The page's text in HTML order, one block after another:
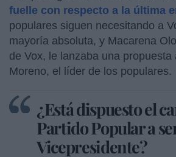
fuelle con respecto a la última
populares siguen necesitando a
mayoría absoluta, y Macarena
de Vox, le lanzaba una propuesta
Moreno, el líder de los populares.
¿Está dispuesto el
Partido Popular a
Vicepresidente?